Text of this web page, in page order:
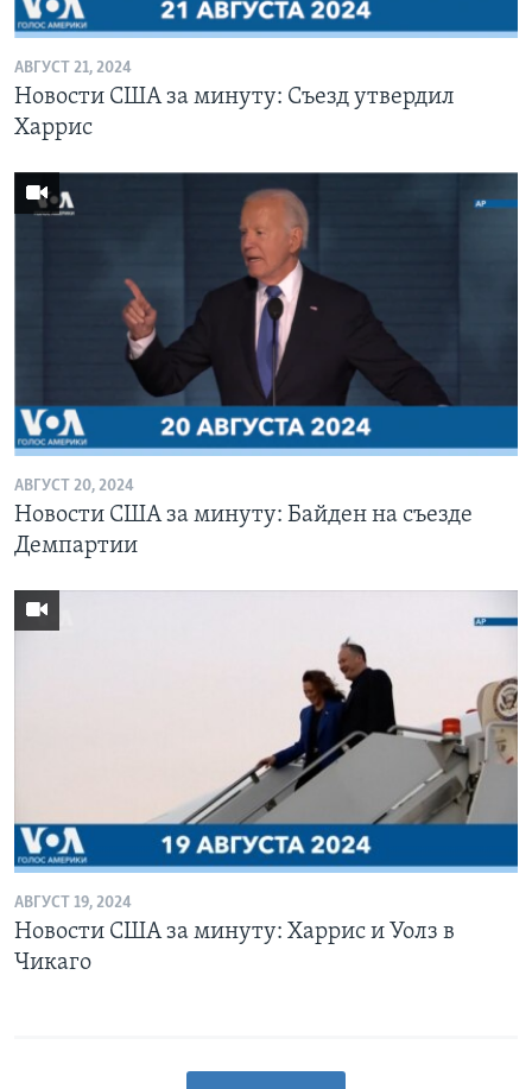
АВГУСТ 21, 2024
Новости США за минуту: Съезд утвердил
Харрис
АВГУСТ 20, 2024
Новости США за минуту: Байден на съезде
Демпартии
АВГУСТ 19, 2024
Новости США за минуту: Харрис и Уолз в
Чикаго